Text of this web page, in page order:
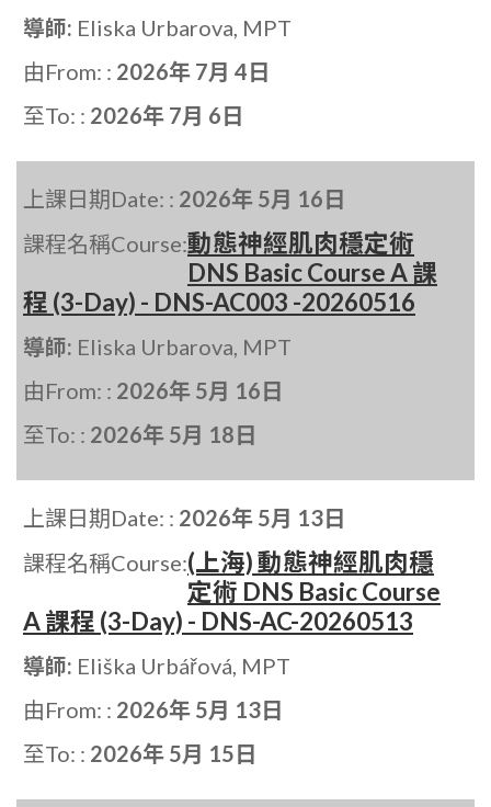
導師: Eliska Urbarova, MPT
由From: : 2026年 7月 4日
至To: : 2026年 7月 6日
上課日期Date: : 2026年 5月 16日
課程名稱Course:動態神經肌肉穩定術
DNS Basic Course A 課
程 (3-Day) - DNS-AC003 -20260516
導師: Eliska Urbarova, MPT
由From: : 2026年 5月 16日
至To: : 2026年 5月 18日
上課日期Date: : 2026年 5月 13日
課程名稱Course:(上海) 動態神經肌肉穩
定術 DNS Basic Course
A 課程 (3-Day) - DNS-AC-20260513
導師: Eliška Urbářová, MPT
由From: : 2026年 5月 13日
至To: : 2026年 5月 15日